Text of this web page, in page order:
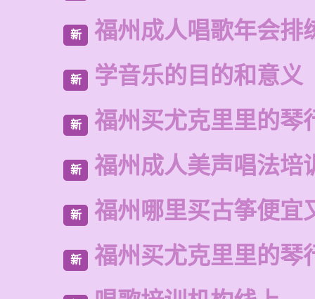
新 福州成人唱歌年会排
新 学音乐的目的和意义
新 福州买尤克里里的琴
新 福州成人美声唱法培
新 福州哪里买古筝便宜
新 福州买尤克里里的琴